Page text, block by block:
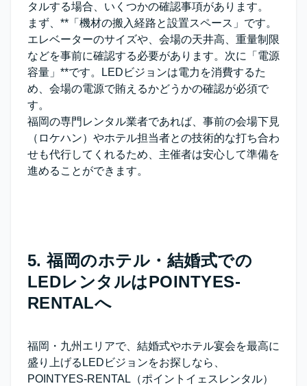
タルする場合、いくつかの確認事項があります。
まず、**「機材の搬入経路と設置スペース」 です。
エレベーターのサイズや、会場の天井高、重量制限
などを事前に確認する必要があります。次に
「電源
容量」**です。LEDビジョンは電力を消費するた
め、会場の電源で賄えるかどうかの確認が必須で
す。
福岡の専門レンタル業者であれば、事前の会場下見
（ロケハン）やホテル担当者との技術的な打ち合わ
せも代行してくれるため、主催者は安心して準備を
進めることができます。
5. 福岡のホテル・結婚式での
LEDレンタルはPOINTYES-
RENTALへ
福岡・九州エリアで、結婚式やホテル宴会を最高に
盛り上げるLEDビジョンをお探しなら、
POINTYES-RENTAL（ポイントイェスレンタル）